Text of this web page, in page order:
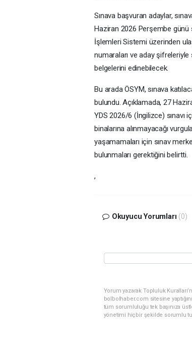
Sınava başvuran adaylar,
Haziran 2026 Perşembe
İşlemleri Sistemi üzerinden
numaraları ve aday
belgelerini edinebilecek.
Bu arada ÖSYM, sınava
bulundu. Açıklamada, 27
YDS 2026/6 (İngilizce) sınavı
binalarına alınmayacağı
yaşamamaları için sınav
bulunmaları gerektiğini belirtti.
,
Okuyucu Yorumları (0)
Yorum yazarak Topluluk
bolbolhaber.com sitesine
tüm sorumluluğu tek başınıza
yönetimi hiçbir şekilde sorumlu